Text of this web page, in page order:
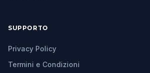
SUPPORTO
Privacy Policy
Termini e Condizioni